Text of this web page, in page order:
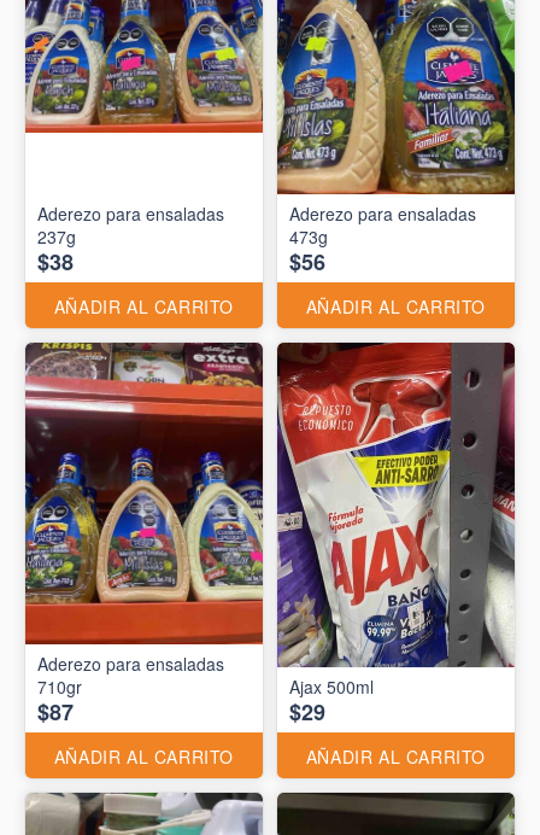
Aderezo para ensaladas
237g
$38
AÑADIR AL CARRITO
Aderezo para ensaladas
473g
$56
AÑADIR AL CARRITO
Aderezo para ensaladas
710gr
$87
AÑADIR AL CARRITO
Ajax 500ml
$29
AÑADIR AL CARRITO